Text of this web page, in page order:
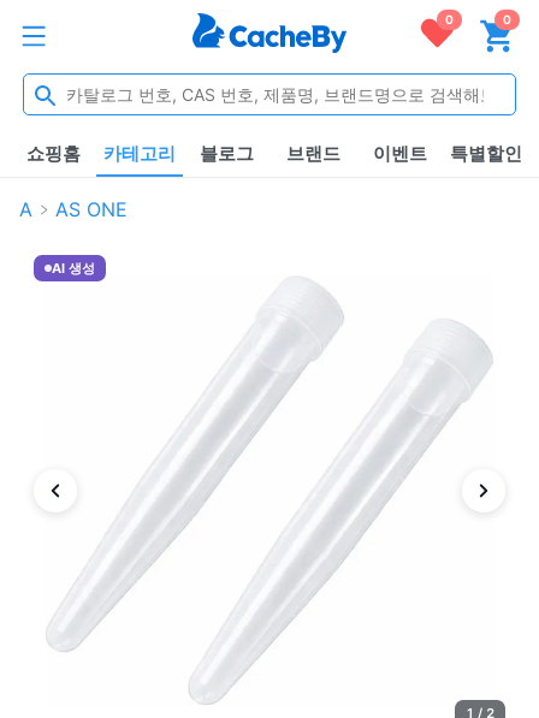
0 0
쇼핑홈 카테고리 블로그 브랜드 이벤트 특별할인
A AS ONE
AI 생성
1 / 2